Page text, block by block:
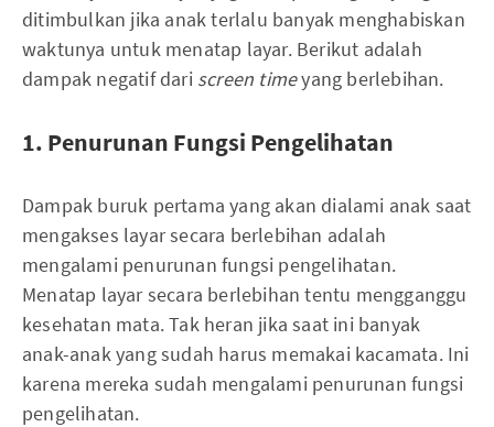
ditimbulkan jika anak terlalu banyak menghabiskan
waktunya untuk menatap layar. Berikut adalah
dampak negatif dari screen timeyang berlebihan.
1. Penurunan Fungsi Pengelihatan
Dampak buruk pertama yang akan dialami anak saat
mengakses layar secara berlebihan adalah
mengalami penurunan fungsi pengelihatan.
Menatap layar secara berlebihan tentu mengganggu
kesehatan mata. Tak heran jika saat ini banyak
anak-anak yang sudah harus memakai kacamata. Ini
karena mereka sudah mengalami penurunan fungsi
pengelihatan.